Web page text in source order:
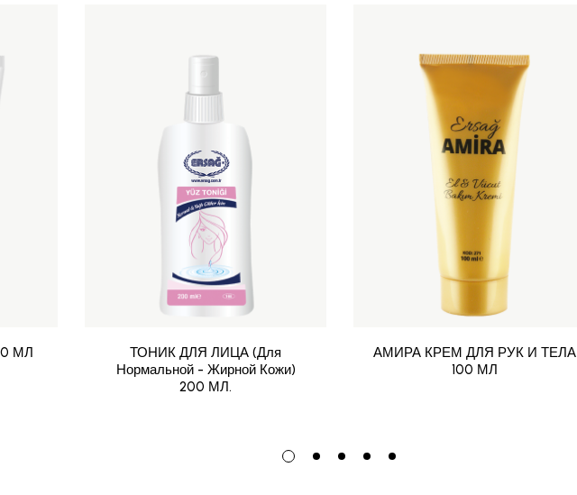
МЛ
ТОНИК ДЛЯ ЛИЦА (Для
Нормальной - Жирной Кожи)
200 МЛ.
АМИРА КРЕМ ДЛЯ РУК И ТЕЛА
100 МЛ